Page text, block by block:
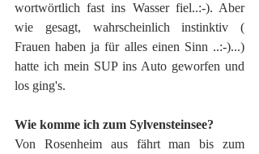
wortwörtlich fast ins Wasser fiel..:-). Aber
wie gesagt, wahrscheinlich instinktiv (
Frauen haben ja für alles einen Sinn ..:-)...)
hatte ich mein SUP ins Auto geworfen und
los ging's.
Wie komme ich zum Sylvensteinsee?
Von Rosenheim aus fährt man bis zum